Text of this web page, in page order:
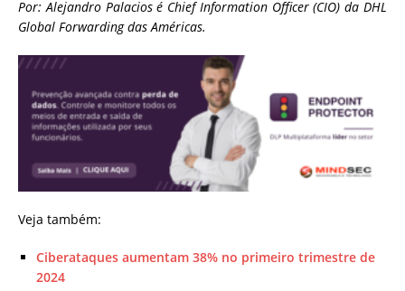
Por: Alejandro Palacios é Chief Information Officer (CIO) da DHL
Global Forwarding das Américas.
Veja também:
Ciberataques aumentam 38% no primeiro trimestre de
2024